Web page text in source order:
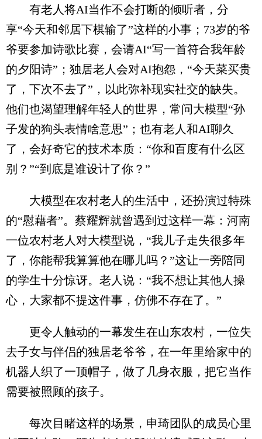
有老人将AI当作不会打断的倾听者，分
享“今天和邻居下棋输了”这样的小事；73岁的爷
爷要参加诗歌比赛，会请AI“写一首符合我年龄
的夕阳诗”；独居老人会对AI抱怨，“今天菜买贵
了，下次不去了”，以此弥补现实社交的缺失。
他们也渴望理解年轻人的世界，常问大模型“孙
子发的狗头表情啥意思”；也有老人和AI聊久
了，会好奇它的技术本质：“你和百度有什么区
别？”“到底是谁设计了你？”
大模型在农村老人的生活中，还扮演过特殊
的“慰藉者”。蔡耀辉就曾遇到过这样一幕：河南
一位农村老人对大模型说，“我儿子走失很多年
了，你能帮我算算他在哪儿吗？”这让一旁陪同
的学生十分惊讶。老人说：“我不想让其他人操
心，大家都不提这件事，仿佛不存在了。”
更令人触动的一幕发生在山东农村，一位失
去子女与伴侣的独居老爷爷，在一年里给家中的
机器人织了一顶帽子，做了几身衣服，把它当作
需要被照顾的孩子。
每次目睹这样的场景，申琦团队的成员心里